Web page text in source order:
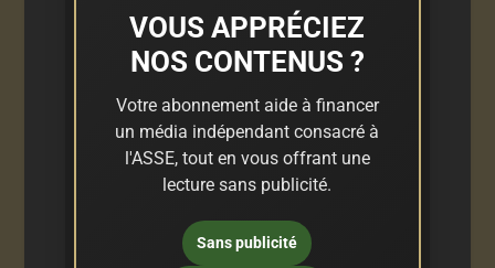
VOUS APPRÉCIEZ
NOS CONTENUS ?
Votre abonnement aide à financer
un média indépendant consacré à
l'ASSE, tout en vous offrant une
lecture sans publicité.
Sans publicité